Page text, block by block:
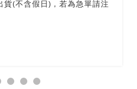
出貨(不含假日)，若為急單請注